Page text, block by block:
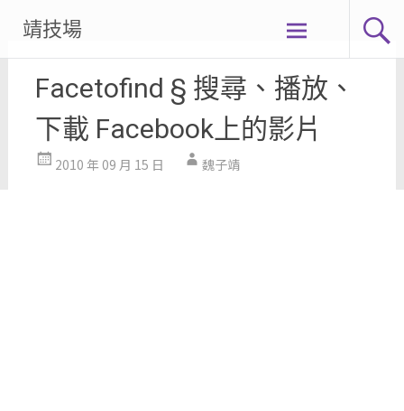
content
靖技場
Facetofind § 搜尋、播放、
下載 Facebook上的影片
2010 年 09 月 15 日 魏子靖